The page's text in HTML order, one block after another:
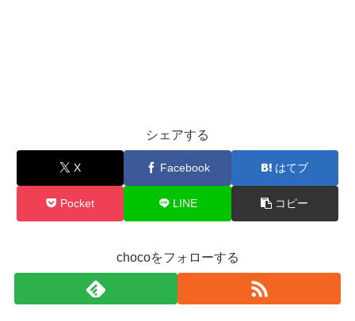
シェアする
X Facebook はてブ
Pocket LINE コピー
chocoをフォローする